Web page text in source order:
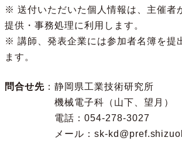
※ 送付いただいた個人情報は、主催者
提供・事務処理に利用します。
※ 講師、発表企業には参加者名簿を提
ます。
問合せ先：静岡県工業技術研究所
機械電子科（山下、望月）
電話：054-278-3027
メール：sk-